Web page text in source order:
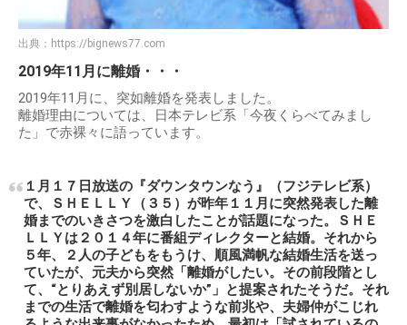
出典： https://bignews77.com
2019年11月に離婚・・・
2019年11月に、突如離婚を発表しました。
離婚理由については、日本テレビ系「今夜くらべてみまし
た」で赤裸々に語っています。
１月１７日放送の『ダウンタウンなう』（フジテレビ系）
で、ＳＨＥＬＬＹ（３５）が昨年１１月に突然発表した離
婚までのいきさつを激白したことが話題になった。ＳＨＥ
ＬＬＹは２０１４年に番組ディレクターと結婚。それから
５年、２人の子どもをもうけ、順風満帆な結婚生活を送っ
ていたが、元夫から突然「離婚がしたい。その前段階とし
て、“とりあえず別居しないか”」と提案されたそうだ。それ
までの生活で離婚を匂わすような前兆や、夫婦仲がこじれ